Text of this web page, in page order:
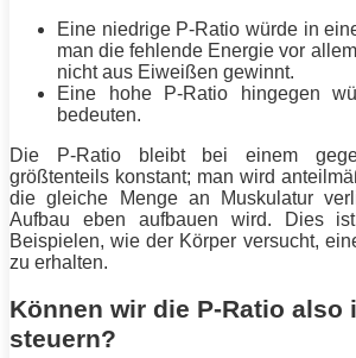
Eine niedrige P-Ratio würde in
man die fehlende Energie vor
nicht aus Eiweißen gewinnt.
Eine hohe P-Ratio hingegen
bedeuten.
Die P-Ratio bleibt bei einem
größtenteils konstant; man wird
die gleiche Menge an Muskulatur
Aufbau eben aufbauen wird. Dies
Beispielen, wie der Körper versucht,
zu erhalten.
Können wir die P-Ratio also
steuern?